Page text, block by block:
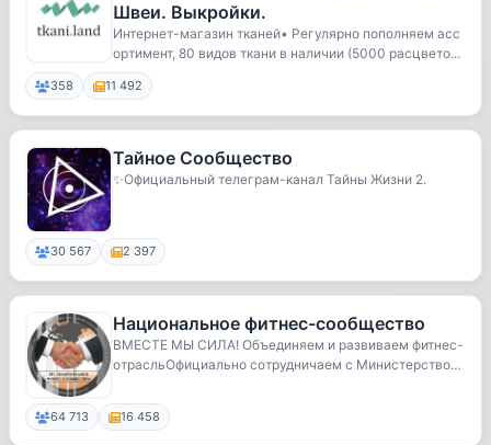
Швеи. Выкройки.
Интернет-магазин тканей• Регулярно пополняем асс
ортимент, 80 видов ткани в наличии (5000 расцвето...
358 11 492
Тайное Сообщество
✨️Официальный телеграм-канал Тайны Жизни 2.
30 567 2 397
Национальное фитнес-сообщество
ВМЕСТЕ МЫ СИЛА! Объединяем и развиваем фитнес-
отрасльОфициально сотрудничаем с Министерством
64 713 16 458